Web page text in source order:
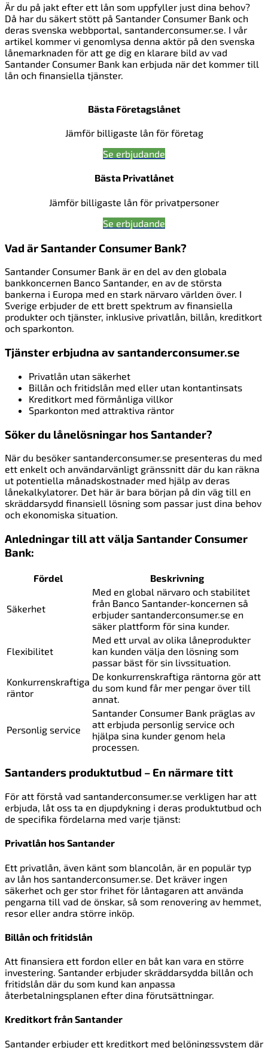
Är du på jakt efter ett lån som uppfyller just dina behov?
Då har du säkert stött på Santander Consumer Bank och
deras svenska webbportal, santanderconsumer.se. I vår
artikel kommer vi genomlysa denna aktör på den svenska
lånemarknaden för att ge dig en klarare bild av vad
Santander Consumer Bank kan erbjuda när det kommer till
lån och finansiella tjänster.
Bästa Företagslånet
Jämför billigaste lån för företag
Se erbjudande
Bästa Privatlånet
Jämför billigaste lån för privatpersoner
Se erbjudande
Vad är Santander Consumer Bank?
Santander Consumer Bank är en del av den globala
bankkoncernen Banco Santander, en av de största
bankerna i Europa med en stark närvaro världen över. I
Sverige erbjuder de ett brett spektrum av finansiella
produkter och tjänster, inklusive privatlån, billån, kreditkort
och sparkonton.
Tjänster erbjudna av santanderconsumer.se
Privatlån utan säkerhet
Billån och fritidslån med eller utan kontantinsats
Kreditkort med förmånliga villkor
Sparkonton med attraktiva räntor
Söker du lånelösningar hos Santander?
När du besöker santanderconsumer.se presenteras du med
ett enkelt och användarvänligt gränssnitt där du kan räkna
ut potentiella månadskostnader med hjälp av deras
lånekalkylatorer. Det här är bara början på din väg till en
skräddarsydd finansiell lösning som passar just dina behov
och ekonomiska situation.
Anledningar till att välja Santander Consumer
Bank:
Fördel Beskrivning
Säkerhet
Med en global närvaro och stabilitet
från Banco Santander-koncernen så
erbjuder santanderconsumer.se en
säker plattform för sina kunder.
Flexibilitet
Med ett urval av olika låneprodukter
kan kunden välja den lösning som
passar bäst för sin livssituation.
Konkurrenskraftiga
räntor
De konkurrenskraftiga räntorna gör att
du som kund får mer pengar över till
annat.
Personlig service
Santander Consumer Bank präglas av
att erbjuda personlig service och
hjälpa sina kunder genom hela
processen.
Santanders produktutbud – En närmare titt
För att förstå vad santanderconsumer.se verkligen har att
erbjuda, låt oss ta en djupdykning i deras produktutbud och
de specifika fördelarna med varje tjänst:
Privatlån hos Santander
Ett privatlån, även känt som blancolån, är en populär typ
av lån hos santanderconsumer.se. Det kräver ingen
säkerhet och ger stor frihet för låntagaren att använda
pengarna till vad de önskar, så som renovering av hemmet,
resor eller andra större inköp.
Billån och fritidslån
Att finansiera ett fordon eller en båt kan vara en större
investering. Santander erbjuder skräddarsydda billån och
fritidslån där du som kund kan anpassa
återbetalningsplanen efter dina förutsättningar.
Kreditkort från Santander
Santander erbjuder ett kreditkort med belöningssystem där